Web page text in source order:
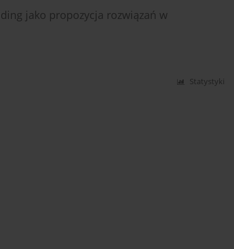
jako propozycja rozwiązań w
Statystyki